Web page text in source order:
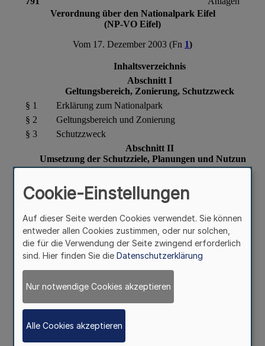
Cookie-Einstellungen
Auf dieser Seite werden Cookies verwendet. Sie können
entweder allen Cookies zustimmen, oder nur solchen,
die für die Verwendung der Seite zwingend erforderlich
sind. Hier finden Sie die Datenschutzerklärung
Nur notwendige Cookies akzeptieren
Alle Cookies akzeptieren